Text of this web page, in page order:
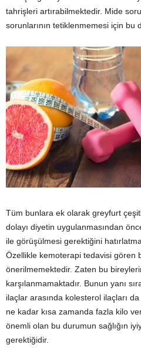
tahrişleri artırabilmektedir. Mide
sorunlarının tetiklenmemesi için bu
Tüm bunlara ek olarak greyfurt
dolayı diyetin uygulanmasından
ile görüşülmesi gerektiğini
Özellikle kemoterapi tedavisi gören
önerilmemektedir. Zaten bu
karşılanmamaktadır. Bunun yanı
ilaçlar arasında kolesterol ilaçları
ne kadar kısa zamanda fazla kilo
önemli olan bu durumun sağlığın
gerektiğidir.